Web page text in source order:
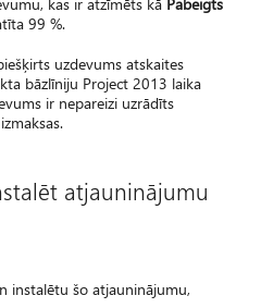
99 %.
uzdevums atskaites
bāzlīniju Project 2013 laika
ir nepareizi uzrādīts
atjauninājumu
instalētu šo atjauninājumu,